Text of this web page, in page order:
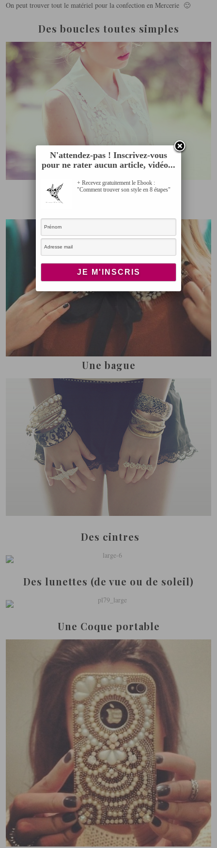
On peut trouver tout le matériel pour la confection en Mercerie 🙂
Des boucles toutes simples
Une bague
Des cintres
Des lunettes (de vue ou de soleil)
Une Coque portable
N'attendez-pas ! Inscrivez-vous
pour ne rater aucun article, vidéo...
+ Recevez gratuitement le Ebook :
"Comment trouver son style en 8 étapes"